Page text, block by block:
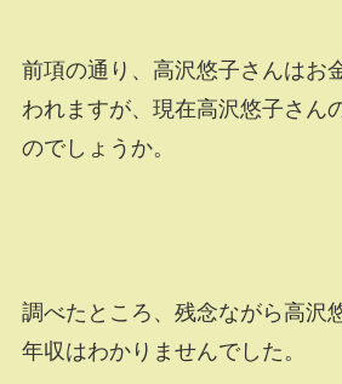
前項の通り、高沢悠子さんはお
われますが、現在高沢悠子さん
のでしょうか。
調べたところ、残念ながら高沢
年収はわかりませんでした。